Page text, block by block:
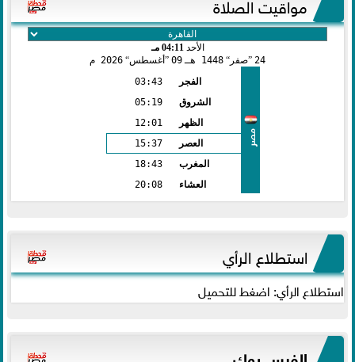
الأحد04:11 مـ
24 صفر 1448 هـ 09 أغسطس 2026 م
مصر
الفجر
03:43
الشروق
05:19
الظهر
12:01
العصر
15:37
المغرب
18:43
العشاء
20:08
استطلاع الرأي
استطلاع الرأي: اضغط للتحميل